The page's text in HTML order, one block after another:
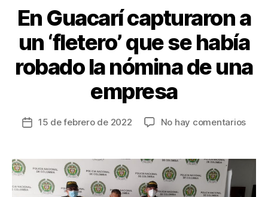
k
En Guacarí capturaron a
un ‘fletero’ que se había
robado la nómina de una
empresa
Fecha
entrada
15 de febrero de 2022 No hay comentariosen
un